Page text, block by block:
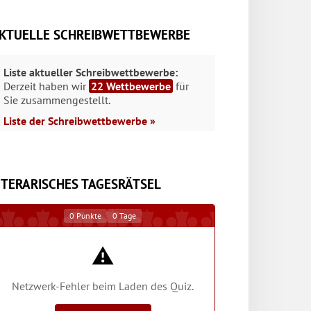
SCHREIBWETTBEWERBE
Liste aktueller Schreibwettbewerbe:
Derzeit haben wir 22 Wettbewerbe für
Sie zusammengestellt.
Liste der Schreibwettbewerbe »
TAGESRÄTSEL
0 Punkte 0 Tage
⚠️
Netzwerk-Fehler beim Laden des Quiz.